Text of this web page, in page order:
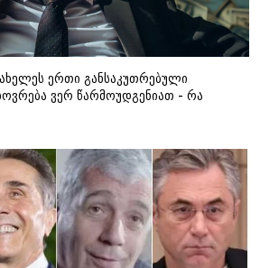
ერთი განსაკუთრებული
ვერ წარმოუდგენიათ - რა